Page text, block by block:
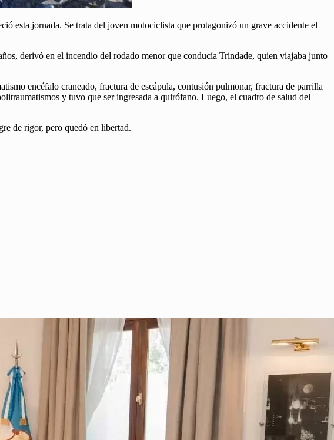
esta jornada. Se trata del joven motociclista que protagonizó un grave accidente el
derivó en el incendio del rodado menor que conducía Trindade, quien viajaba junto
encéfalo craneado, fractura de escápula, contusión pulmonar, fractura de parrilla
y tuvo que ser ingresada a quirófano. Luego, el cuadro de salud del
de rigor, pero quedó en libertad.